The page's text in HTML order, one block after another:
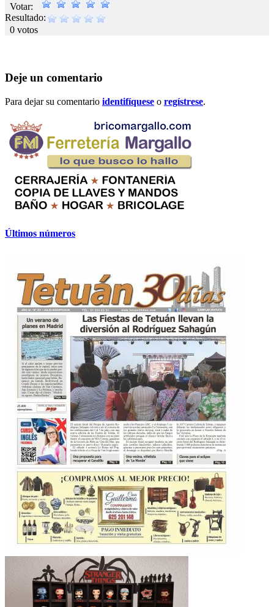
Votar:
Resultado:
0 votos
Deje un comentario
Para dejar su comentario identifíquese o regístrese.
Últimos números